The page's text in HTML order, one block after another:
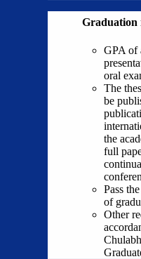
Graduation
GPA of
oral
The
be
the
full
Pass
of
Other